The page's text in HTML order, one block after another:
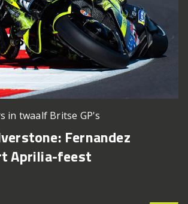
in twaalf Britse GP's
Fernandez
Aprilia-feest